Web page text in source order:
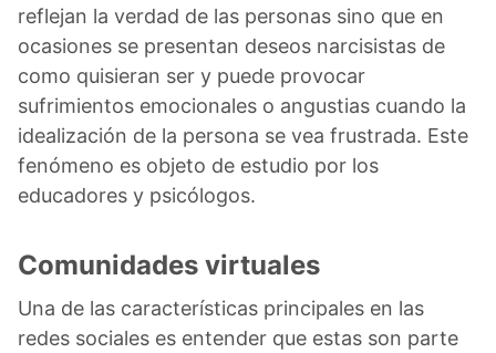
reflejan la verdad de las personas sino que en
ocasiones se presentan deseos narcisistas de
como quisieran ser y puede provocar
sufrimientos emocionales o angustias cuando la
idealización de la persona se vea frustrada. Este
fenómeno es objeto de estudio por los
educadores y psicólogos.
Comunidades virtuales
Una de las características principales en las
redes sociales es entender que estas son parte